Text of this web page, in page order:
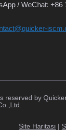
/ WeChat: +86
reserved by
Site Haritası |